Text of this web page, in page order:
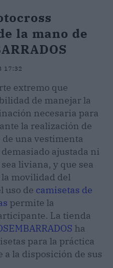
la mano de
17:32
extremo que
de manejar la
necesaria para
la realización de
una vestimenta
ajustada ni
liviana, y que sea
movilidad del
uso de camisetas de
permite la
La tienda
ha
para la práctica
a la disposición de sus